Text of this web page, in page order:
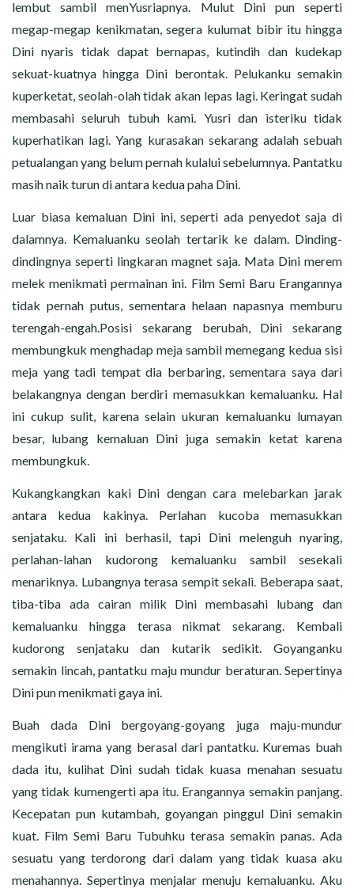
lembut sambil menYusriapnya. Mulut Dini pun seperti
megap-megap kenikmatan, segera kulumat bibir itu hingga
Dini nyaris tidak dapat bernapas, kutindih dan kudekap
sekuat-kuatnya hingga Dini berontak. Pelukanku semakin
kuperketat, seolah-olah tidak akan lepas lagi. Keringat sudah
membasahi seluruh tubuh kami. Yusri dan isteriku tidak
kuperhatikan lagi. Yang kurasakan sekarang adalah sebuah
petualangan yang belum pernah kulalui sebelumnya. Pantatku
masih naik turun di antara kedua paha Dini.
Luar biasa kemaluan Dini ini, seperti ada penyedot saja di
dalamnya. Kemaluanku seolah tertarik ke dalam. Dinding-
dindingnya seperti lingkaran magnet saja. Mata Dini merem
melek menikmati permainan ini. Film Semi Baru Erangannya
tidak pernah putus, sementara helaan napasnya memburu
terengah-engah.Posisi sekarang berubah, Dini sekarang
membungkuk menghadap meja sambil memegang kedua sisi
meja yang tadi tempat dia berbaring, sementara saya dari
belakangnya dengan berdiri memasukkan kemaluanku. Hal
ini cukup sulit, karena selain ukuran kemaluanku lumayan
besar, lubang kemaluan Dini juga semakin ketat karena
membungkuk.
Kukangkangkan kaki Dini dengan cara melebarkan jarak
antara kedua kakinya. Perlahan kucoba memasukkan
senjataku. Kali ini berhasil, tapi Dini melenguh nyaring,
perlahan-lahan kudorong kemaluanku sambil sesekali
menariknya. Lubangnya terasa sempit sekali. Beberapa saat,
tiba-tiba ada cairan milik Dini membasahi lubang dan
kemaluanku hingga terasa nikmat sekarang. Kembali
kudorong senjataku dan kutarik sedikit. Goyanganku
semakin lincah, pantatku maju mundur beraturan. Sepertinya
Dini pun menikmati gaya ini.
Buah dada Dini bergoyang-goyang juga maju-mundur
mengikuti irama yang berasal dari pantatku. Kuremas buah
dada itu, kulihat Dini sudah tidak kuasa menahan sesuatu
yang tidak kumengerti apa itu. Erangannya semakin panjang.
Kecepatan pun kutambah, goyangan pinggul Dini semakin
kuat. Film Semi Baru Tubuhku terasa semakin panas. Ada
sesuatu yang terdorong dari dalam yang tidak kuasa aku
menahannya. Sepertinya menjalar menuju kemaluanku. Aku